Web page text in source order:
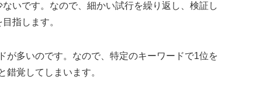
いです。なので、細かい試行を繰り返し、検証し
指します。
が多いのです。なので、特定のキーワードで1位を
錯覚してしまいます。